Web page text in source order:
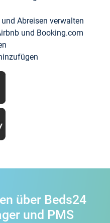
Abreisen verwalten
und Booking.com
über Beds24
und PMS